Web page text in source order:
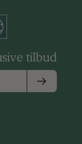
tilbud